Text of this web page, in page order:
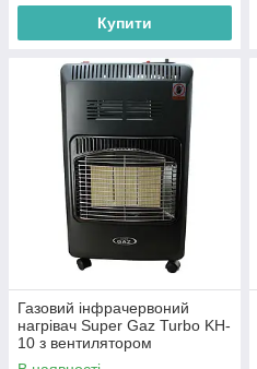
Купити
Газовий інфрачервоний
нагрівач Super Gaz Turbo KH-
10 з вентилятором